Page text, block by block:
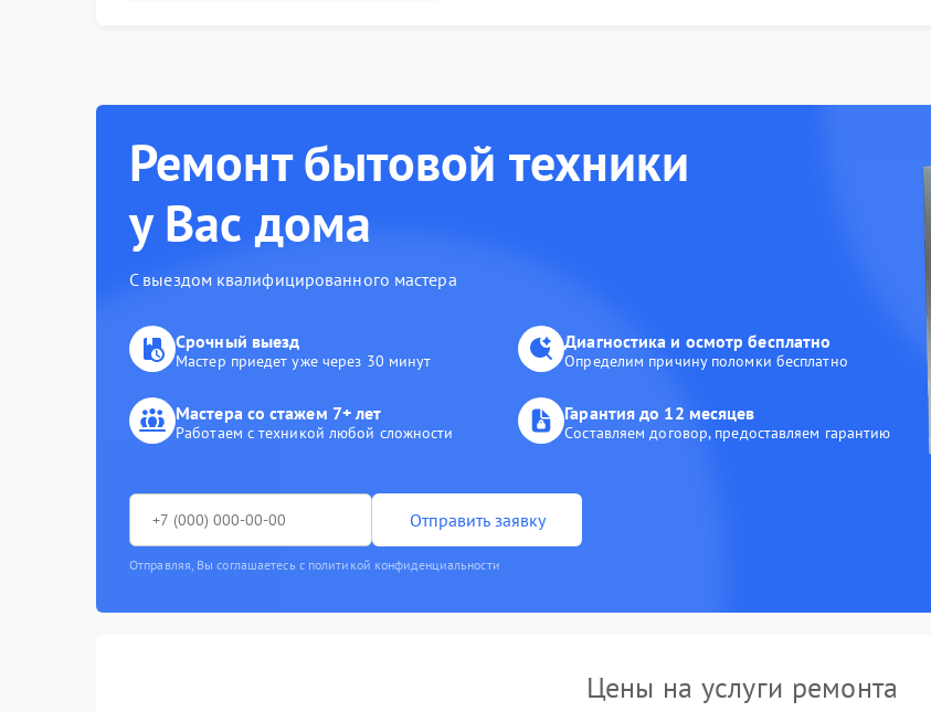
Ремонт бытовой техники
у Вас дома
С выездом квалифицированного мастера
Срочный выезд
Мастер приедет уже через 30 минут
Диагностика и осмотр бесплатно
Определим причину поломки бесплатно
Мастера со стажем 7+ лет
Работаем с техникой любой сложности
Гарантия до 12 месяцев
Составляем договор, предоставляем гарантию
Отправить заявку
Отправляя, Вы соглашаетесь с политикой конфиденциальности
Цены на услуги ремонта